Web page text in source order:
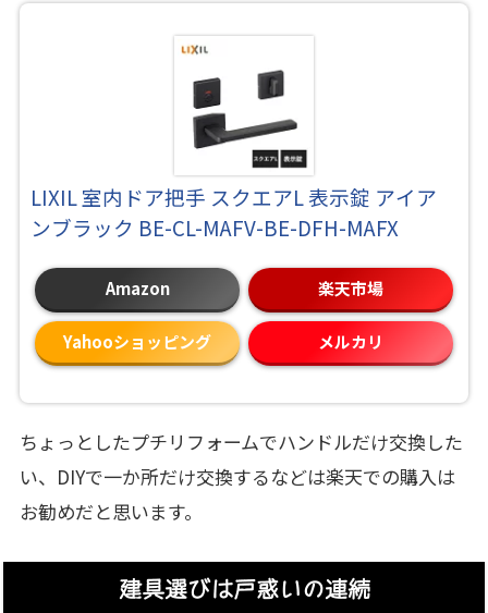
LIXIL 室内ドア把手 スクエアL 表示錠 アイア
ンブラック BE-CL-MAFV-BE-DFH-MAFX
Amazon 楽天市場
Yahooショッピング メルカリ
ちょっとしたプチリフォームでハンドルだけ交換した
い、DIYで一か所だけ交換するなどは楽天での購入は
お勧めだと思います。
建具選びは戸惑いの連続